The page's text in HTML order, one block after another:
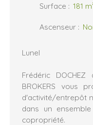
Surface : 181
Ascenseur :
Lunel
Frédéric DOCHEZ
BROKERS vous
d'activité/entrepôt
dans un
copropriété.